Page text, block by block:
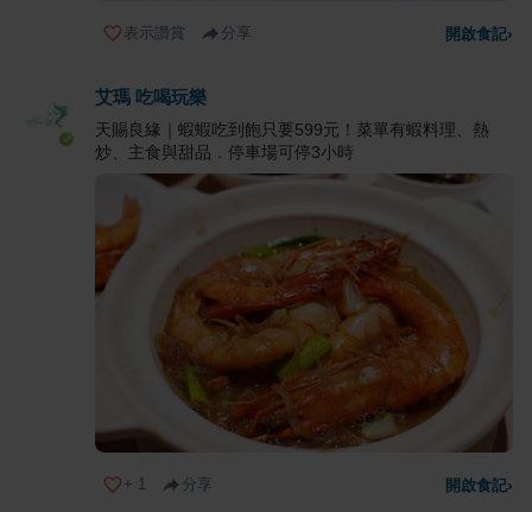
表示讚賞 分享 開啟食記›
艾瑪 吃喝玩樂
天賜良緣｜蝦蝦吃到飽只要599元！菜單有蝦料理、熱
炒、主食與甜品．停車場可停3小時
+ 1 分享 開啟食記›